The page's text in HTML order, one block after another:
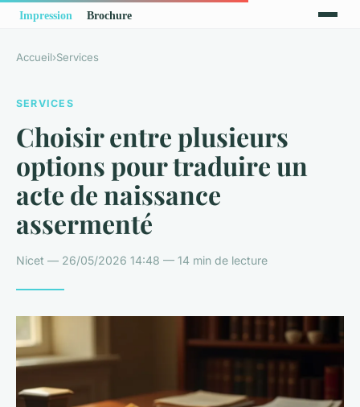
Accueil›Services
SERVICES
Choisir entre plusieurs
options pour traduire un
acte de naissance
assermenté
Nicet — 26/05/2026 14:48 — 14 min de lecture